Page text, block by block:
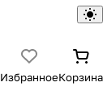
ИзбранноеКорзина